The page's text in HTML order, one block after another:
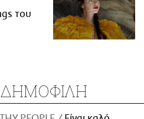
του
ΔΗΜΟΦΙΛΗ